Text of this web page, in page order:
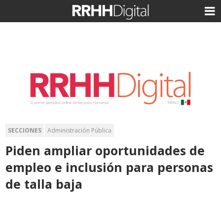
SECCIONES Administración Pública
Piden ampliar oportunidades de
empleo e inclusión para personas
de talla baja